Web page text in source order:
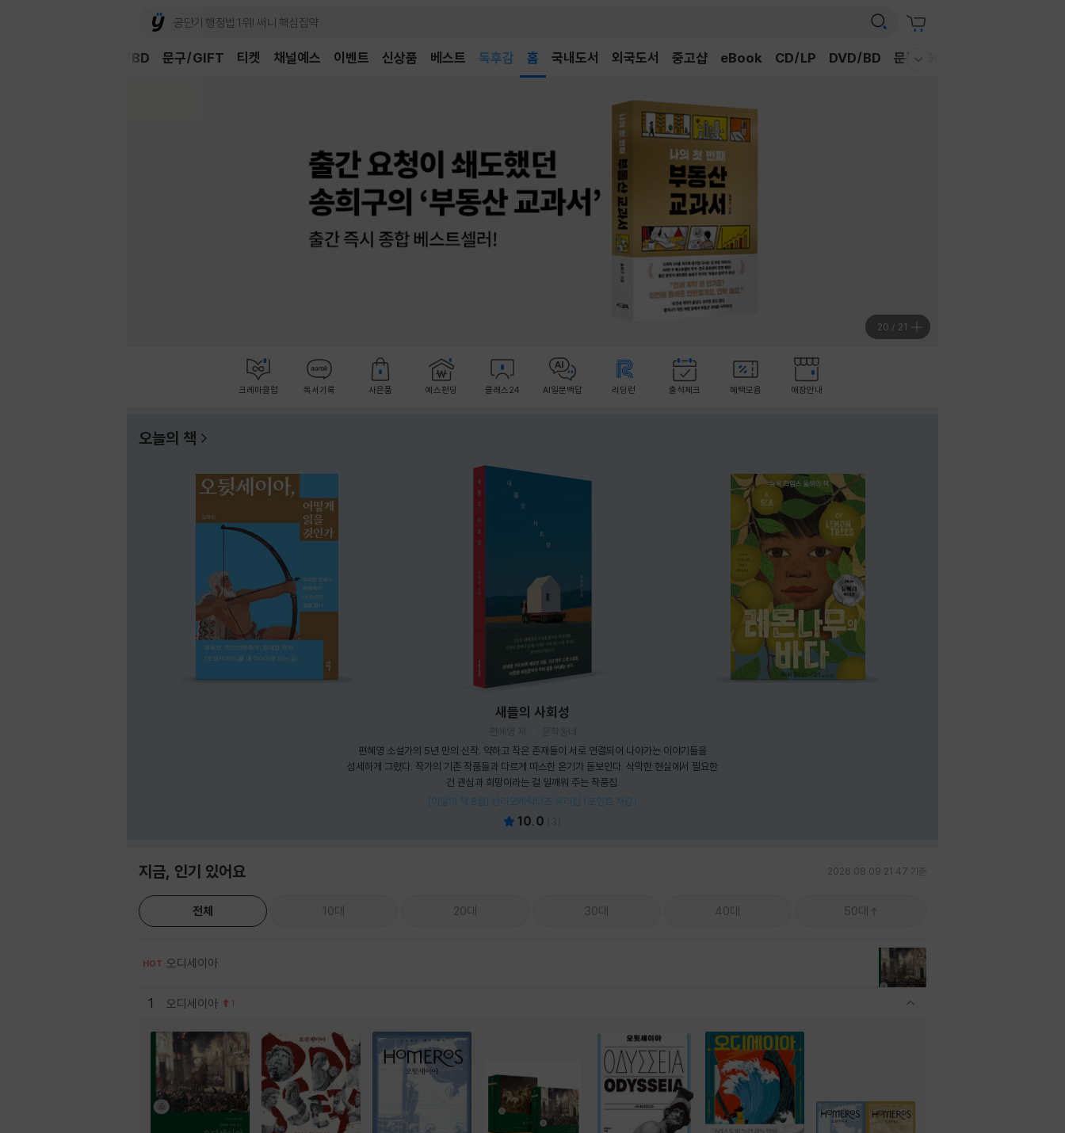
채널예스 이벤트 신상품 베스트
어린이
홈 국내도서 외국도서 중고샵 eBook CD/LP DVD/BD 문구/GIFT
DVD/BD 문구/GIFT 티켓
20 / 21
크레마클럽 독서기록 사은품 예스펀딩 클래스24 AI일문백답 리딩런 출석체크 혜택모음 매장안내
오늘의 책
새들의 사회성
편혜영 소설가의 5년 만의 신작. 약하고 작은 존재들이 서로 연결되어 나아가는 이야기들을
섬세하게 그렸다. 작가의 기존 작품들과 다르게 따스한 온기가 돋보인다. 삭막한 현실에서 필요한
건 관심과 희망이라는 걸 일깨워 주는 작품집.
[이달의 책 8월] 산리오캐릭터즈 유리컵 (포인트 차감)
10.0
지금, 인기 있어요 2026.08.09 21:47 기준
전체 10대 20대 30대 40대 50대
HOT 오디세이아
1 오디세이아 1